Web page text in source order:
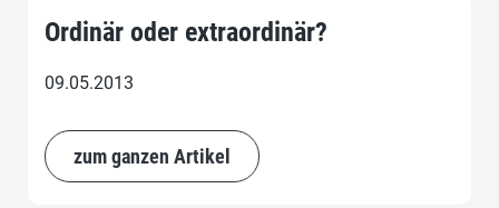
Ordinär oder extraordinär?
09.05.2013
zum ganzen Artikel